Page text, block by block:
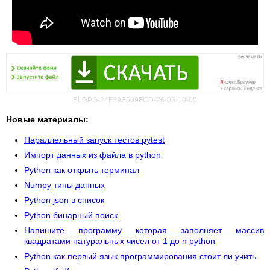
BLGPG-24F39E509FCD-26-08-10-05
Новые материалы:
Параллельный запуск тестов pytest
Импорт данных из файла в python
Python как открыть терминал
Numpy типы данных
Python json в список
Python бинарный поиск
Напишите программу которая заполняет массив
квадратами натуральных чисел от 1 до n python
Python как первый язык программирования стоит ли учить